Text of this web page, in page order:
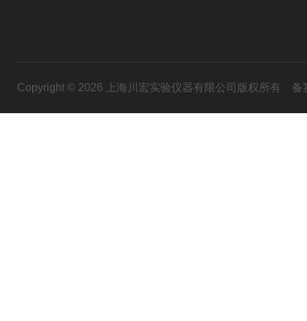
Copyright © 2026 上海川宏实验仪器有限公司版权所有 备